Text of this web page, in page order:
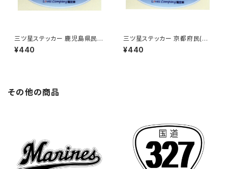
三ツ星ステッカー 鹿児島県民
(ブルー)
¥440
三ツ星ステッカー 京都府民(ブ
ルー)
¥440
その他の商品